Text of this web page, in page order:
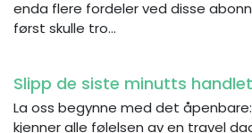
enda flere fordeler ved disse
først skulle tro…
Slipp de siste minutts
La oss begynne med det
kjenner alle følelsen av en travel